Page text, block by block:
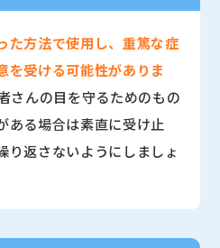
た方法で使用し、重篤な症
を受ける可能性がありま
さんの目を守るためのもの
ある場合は素直に受け止
り返さないようにしましょ